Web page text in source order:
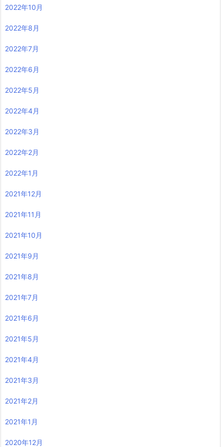
2022年10月
2022年8月
2022年7月
2022年6月
2022年5月
2022年4月
2022年3月
2022年2月
2022年1月
2021年12月
2021年11月
2021年10月
2021年9月
2021年8月
2021年7月
2021年6月
2021年5月
2021年4月
2021年3月
2021年2月
2021年1月
2020年12月